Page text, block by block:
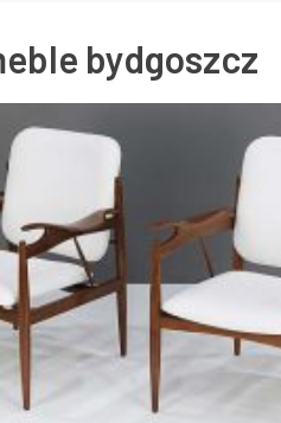
bydgoszcz